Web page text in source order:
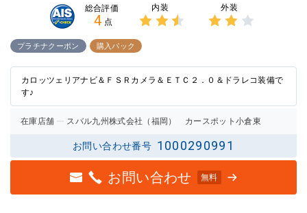
総合評価
4 点
内装
2.5点
外装
プラチナクーポン 購入パック
カロッツェリアナビ＆ＦＳＲカメラ＆ＥＴＣ２．０＆ドラレコ装備で
す♪
在庫店舗 スバル九州株式会社（福岡） カースポット小倉東
お問い合わせ番号 1000290991
お問い合わせ 無料